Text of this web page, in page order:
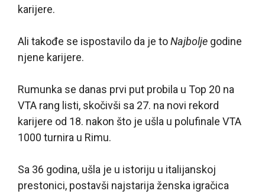
karijere.
Ali takođe se ispostavilo da je toNajbolje godine
njene karijere.
Rumunka se danas prvi put probila u Top 20 na
VTA rang listi, skočivši sa 27. na novi rekord
karijere od 18. nakon što je ušla u polufinale VTA
1000 turnira u Rimu.
Sa 36 godina, ušla je u istoriju u italijanskoj
prestonici, postavši najstarija ženska igračica